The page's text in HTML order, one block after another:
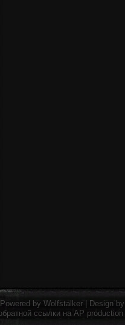
Powered by Wolfstalker | Design by
ссылки на AP production